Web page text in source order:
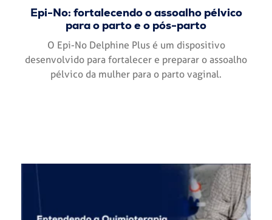
Epi-No: fortalecendo o assoalho pélvico
para o parto e o pós-parto
O Epi-No Delphine Plus é um dispositivo
desenvolvido para fortalecer e preparar o assoalho
pélvico da mulher para o parto vaginal.